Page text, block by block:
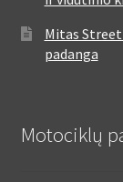
Mitas
padanga
Motociklų